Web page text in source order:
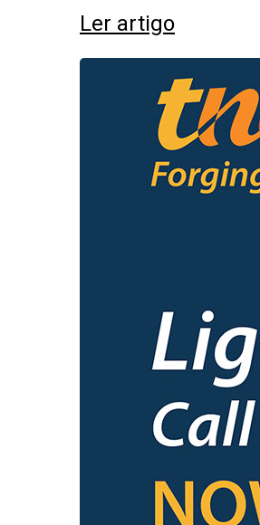
Ler artigo